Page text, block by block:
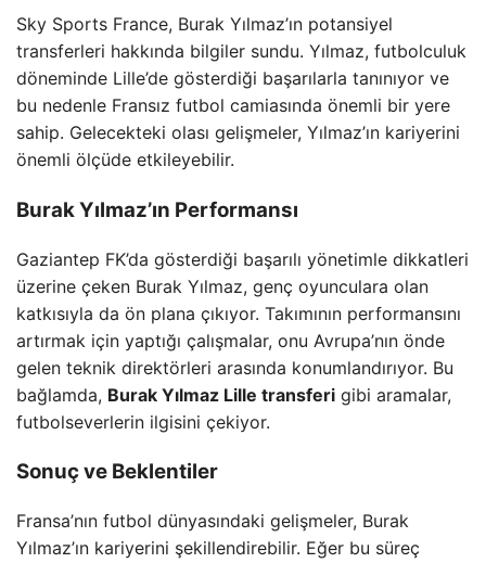
Sky Sports France, Burak Yılmaz’ın potansiyel
transferleri hakkında bilgiler sundu. Yılmaz, futbolculuk
döneminde Lille’de gösterdiği başarılarla tanınıyor ve
bu nedenle Fransız futbol camiasında önemli bir yere
sahip. Gelecekteki olası gelişmeler, Yılmaz’ın kariyerini
önemli ölçüde etkileyebilir.
Burak Yılmaz’ın Performansı
Gaziantep FK’da gösterdiği başarılı yönetimle dikkatleri
üzerine çeken Burak Yılmaz, genç oyunculara olan
katkısıyla da ön plana çıkıyor. Takımının performansını
artırmak için yaptığı çalışmalar, onu Avrupa’nın önde
gelen teknik direktörleri arasında konumlandırıyor. Bu
bağlamda, Burak Yılmaz Lille transferi gibi aramalar,
futbolseverlerin ilgisini çekiyor.
Sonuç ve Beklentiler
Fransa’nın futbol dünyasındaki gelişmeler, Burak
Yılmaz’ın kariyerini şekillendirebilir. Eğer bu süreç